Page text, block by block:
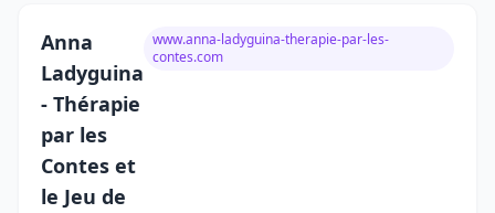
Anna
Ladyguina
- Thérapie
par les
Contes et
le Jeu de
www.anna-ladyguina-therapie-par-les-
contes.com